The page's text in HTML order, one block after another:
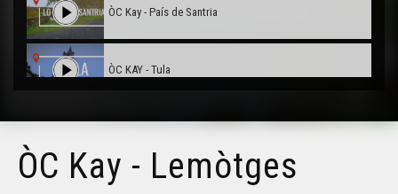
ÒC Kay - País de Santria
ÒC KAY - Tula
ÒC Kay - Chaslus-Chabròl
ÒC Kay - Lemòtges